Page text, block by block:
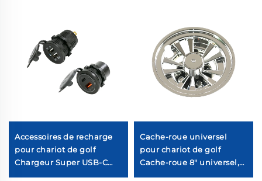
Accessoires de recharge
pour chariot de golf
Chargeur Super USB-C
12V en ABS pour chariot
Cache-roue universel
pour chariot de golf
Cache-roue 8" universel,
10 branches, chromé pour